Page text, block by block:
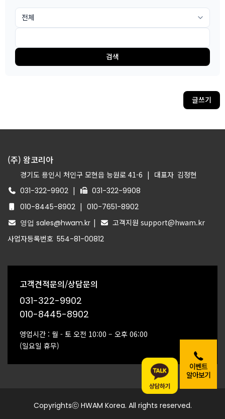
이벤트
알아보기
검색
글쓰기
(주) 왐코리아
경기도 용인시 처인구 모현읍 능원로 41-6 | 대표자 김정현
031-322-9902 |
031-322-9908
010-8445-8902 | 010-7651-8902
영업 sales@hwam.kr |
고객지원 support@hwam.kr
사업자등록번호 554-81-00812
고객견적문의/상담문의
031-322-9902
010-8445-8902
영업시간 : 월 - 토 오전 10:00 – 오후 06:00
(일요일 휴무)
Copyrightsⓒ HWAM Korea. All rights reserved.